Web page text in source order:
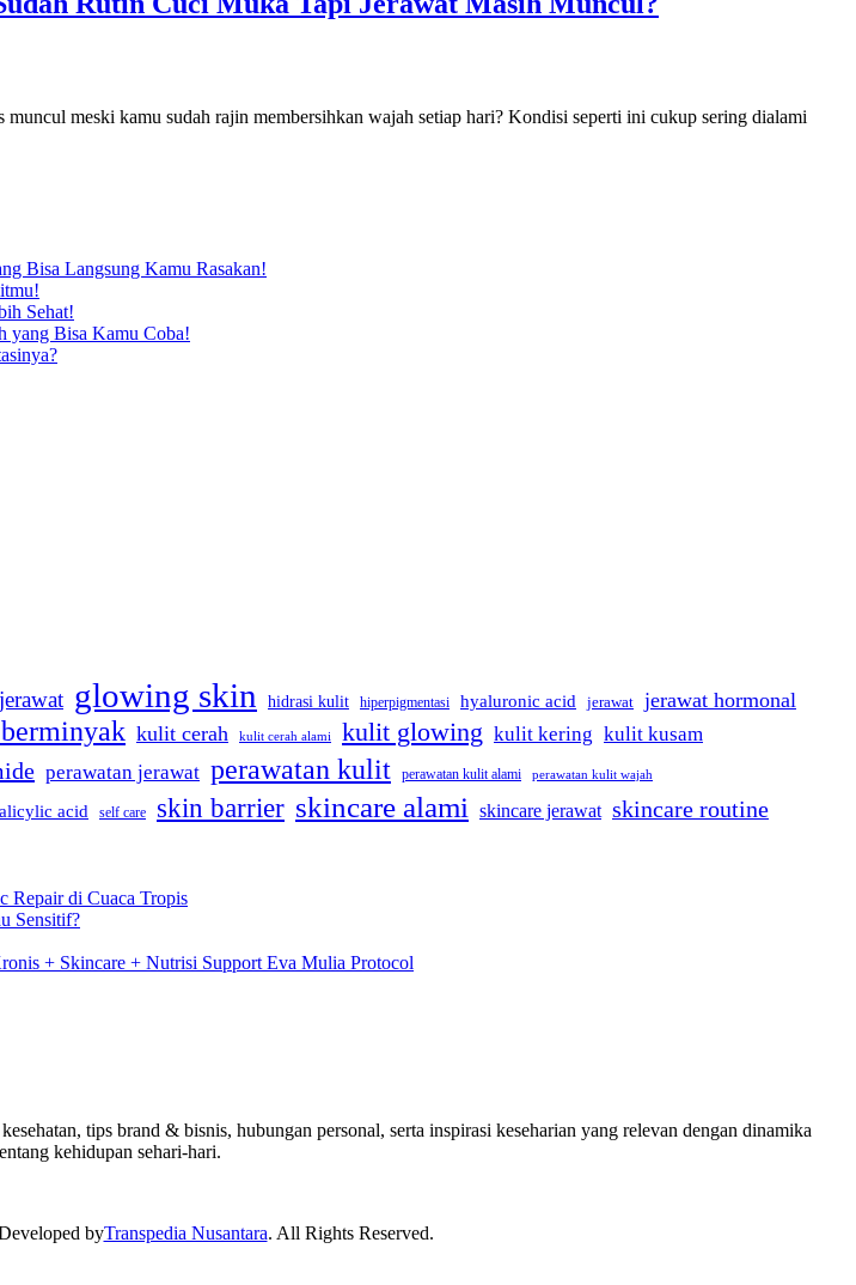
meski kamu sudah rajin membersihkan wajah setiap hari? Kondisi seperti ini cukup sering dialami
Bisa Langsung Kamu Rasakan!
Sehat!
yang Bisa Kamu Coba!
glowing skin hidrasi kulit hiperpigmentasi hyaluronic acid jerawat jerawat hormonal
kulit cerah kulit cerah alami kulit glowing kulit kering kulit kusam
perawatan jerawat perawatan kulit perawatan kulit alami perawatan kulit wajah
acid self care skin barrier skincare alami skincare jerawat skincare routine
Repair di Cuaca Tropis
Sensitif?
+ Skincare + Nutrisi Support Eva Mulia Protocol
tips brand & bisnis, hubungan personal, serta inspirasi keseharian yang relevan dengan dinamika
kehidupan sehari-hari.
byTranspedia Nusantara. All Rights Reserved.